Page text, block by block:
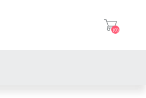
(0)